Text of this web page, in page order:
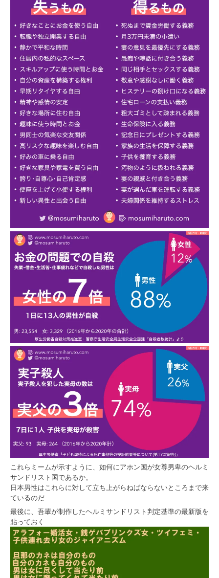
これらミームが示すように、如何にアホン国が女尊男卑のヘルミ
サンドリスト国であるか。
日本男性はこれらに対して立ち上がらねばならないところまで来
ているのだ
最後に、吾輩が制作したヘルミサンドリスト判定基準の最新版を
貼っておく